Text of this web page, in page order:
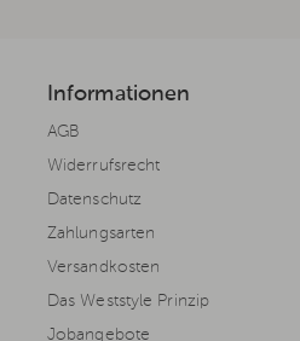
Informationen
AGB
Widerrufsrecht
Datenschutz
Zahlungsarten
Versandkosten
Das Weststyle Prinzip
Jobangebote